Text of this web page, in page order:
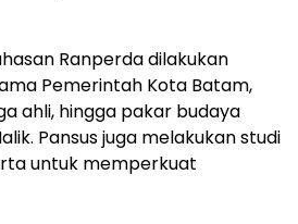
Ranperda dilakukan
Pemerintah Kota Batam,
ahli, hingga pakar budaya
Pansus juga melakukan studi
untuk memperkuat